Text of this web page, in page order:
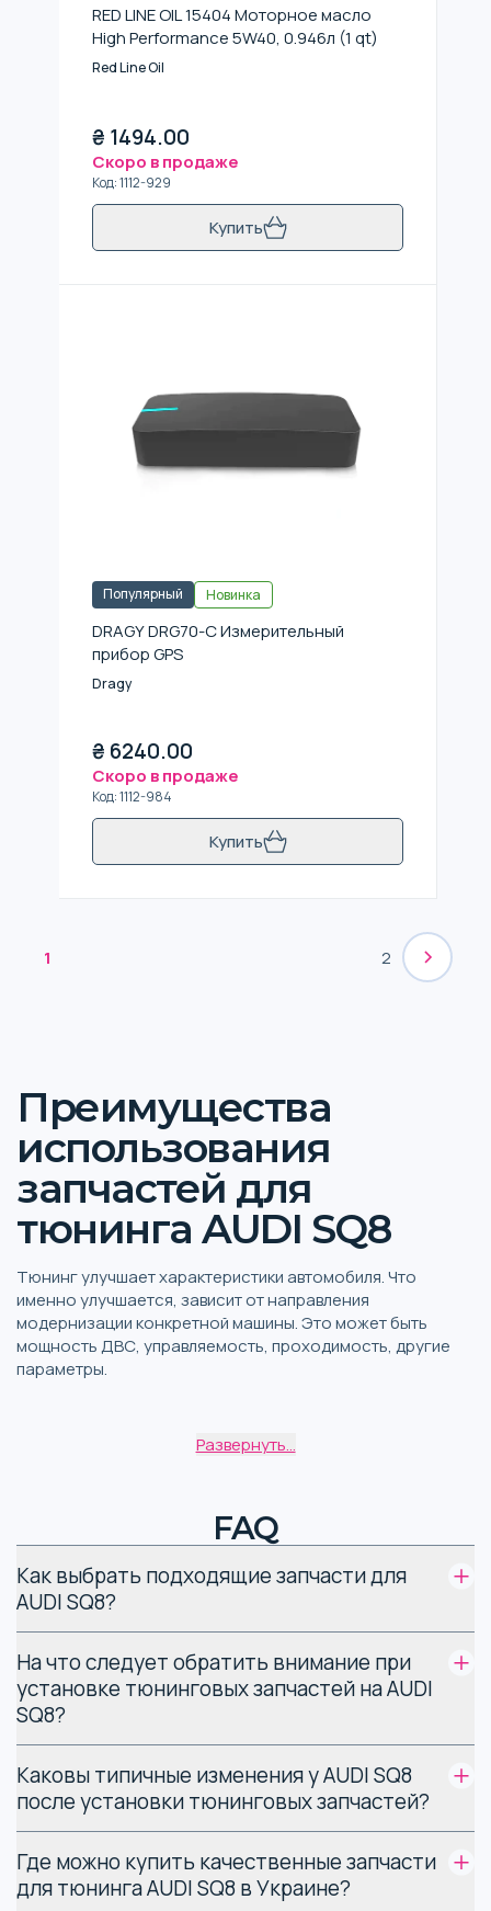
RED LINE OIL 15404 Моторное масло
High Performance 5W40, 0.946л (1 qt)
Red Line Oil
₴ 1494.00
Скоро в продаже
Код:1112-929
Купить
Популярный Новинка
DRAGY DRG70-C Измерительный
прибор GPS
Dragy
₴ 6240.00
Скоро в продаже
Код:1112-984
Купить
1 2
Преимущества
использования
запчастей для
тюнинга AUDI SQ8
Тюнинг улучшает характеристики автомобиля. Что
именно улучшается, зависит от направления
модернизации конкретной машины. Это может быть
мощность ДВС, управляемость, проходимость, другие
параметры.
Виды запчастей для
Вот таблица с аксессуарами и деталями для тюнинга AUDI
SQ8, которые устанавливаются чаще всего.
Кастомная деталь
ЭБУ
Делает двигатель более мощным,
уменьшает расход ГСМ
стабилизаторы,
пружины подвески
Улучшают управляемость на дороге,
Стойки коробки
передач
интенсивные нагрузки
Тормозные диски Улучшают работу тормозов
Развернуть...
FAQ
Как выбрать подходящие запчасти для
AUDI SQ8?
На что следует обратить внимание при
установке тюнинговых запчастей на AUDI
SQ8?
Каковы типичные изменения у AUDI SQ8
после установки тюнинговых запчастей?
Где можно купить качественные запчасти
для тюнинга AUDI SQ8 в Украине?